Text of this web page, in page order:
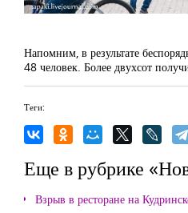
Напомним, в результате
48 человек. Более двухсот
Теги:
Еще в рубрике
Взрыв в ресторане на